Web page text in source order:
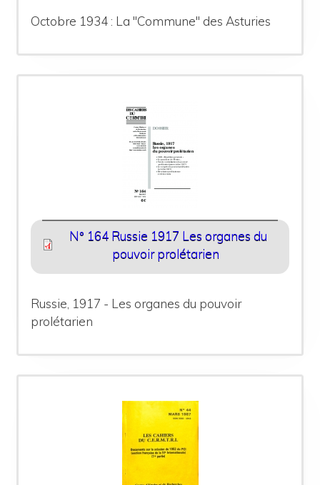
Octobre 1934 : La "Commune" des Asturies
N° 164 Russie 1917 Les organes du
pouvoir prolétarien
Russie, 1917 - Les organes du pouvoir
prolétarien